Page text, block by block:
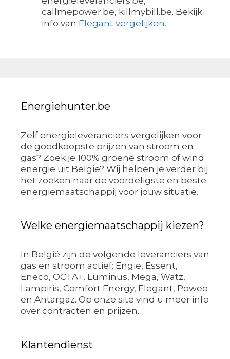
callmepower.be, killmybill.be. Bekijk
info van Elegant vergelijken.
Energiehunter.be
Zelf energieleveranciers vergelijken voor
de goedkoopste prijzen van stroom en
gas? Zoek je 100% groene stroom of wind
energie uit België? Wij helpen je verder bij
het zoeken naar de voordeligste en beste
energiemaatschappij voor jouw situatie.
Welke energiemaatschappij kiezen?
In België zijn de volgende leveranciers van
gas en stroom actief: Engie, Essent,
Eneco, OCTA+, Luminus, Mega, Watz,
Lampiris, Comfort Energy, Elegant, Poweo
en Antargaz. Op onze site vind u meer info
over contracten en prijzen.
Klantendienst